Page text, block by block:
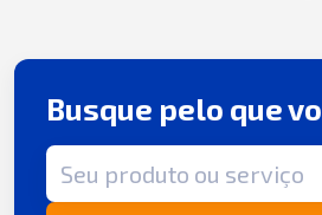
Busque pelo que
Termo de busca